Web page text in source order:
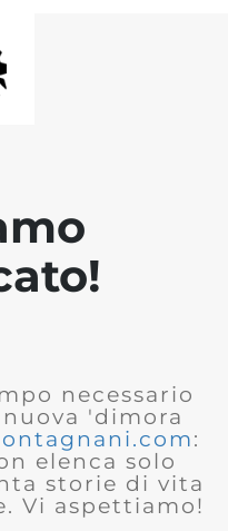
necessario
'dimora
:
elenca solo
storie di vita
Vi aspettiamo!